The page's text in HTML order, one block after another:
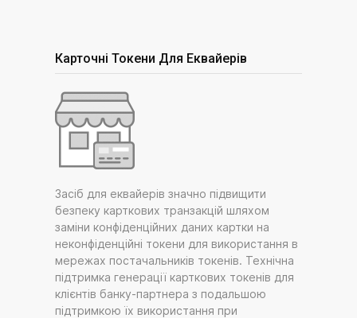
Карточні Токени Для Еквайерів
Засіб для еквайерів значно підвищити
безпеку карткових транзакцій шляхом
заміни конфіденційних даних картки на
неконфіденційні токени для використання в
мережах постачальників токенів. Технічна
підтримка генерації карткових токенів для
клієнтів банку-партнера з подальшою
підтримкою їх використання при